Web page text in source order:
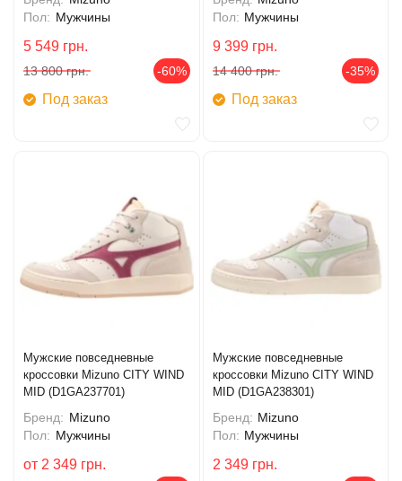
Пол: Мужчины
5 549 грн.
13 800 грн. -60%
Под заказ
Пол: Мужчины
9 399 грн.
14 400 грн. -35%
Под заказ
Мужские повседневные
кроссовки Mizuno CITY WIND
MID (D1GA237701)
Бренд: Mizuno
Пол: Мужчины
от 2 349 грн.
Мужские повседневные
кроссовки Mizuno CITY WIND
MID (D1GA238301)
Бренд: Mizuno
Пол: Мужчины
2 349 грн.